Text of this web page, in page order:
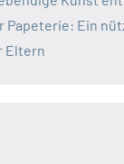
Papeterie: Ein
Eltern